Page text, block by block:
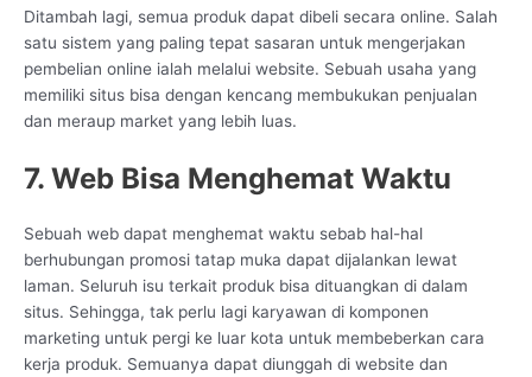
Ditambah lagi, semua produk dapat dibeli secara online. Salah
satu sistem yang paling tepat sasaran untuk mengerjakan
pembelian online ialah melalui website. Sebuah usaha yang
memiliki situs bisa dengan kencang membukukan penjualan
dan meraup market yang lebih luas.
7. Web Bisa Menghemat Waktu
Sebuah web dapat menghemat waktu sebab hal-hal
berhubungan promosi tatap muka dapat dijalankan lewat
laman. Seluruh isu terkait produk bisa dituangkan di dalam
situs. Sehingga, tak perlu lagi karyawan di komponen
marketing untuk pergi ke luar kota untuk membeberkan cara
kerja produk. Semuanya dapat diunggah di website dan